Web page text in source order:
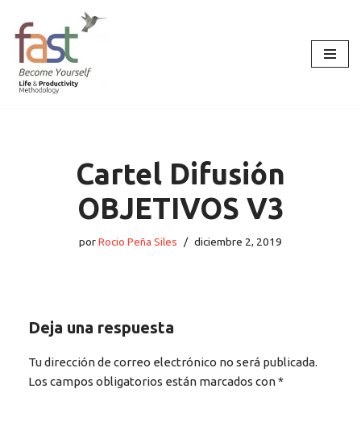
Saltar
al
contenido
Cartel Difusión
OBJETIVOS V3
porRocio Peña Siles diciembre 2, 2019
Deja una respuesta
Tu dirección de correo electrónico no será publicada.
Los campos obligatorios están marcados con*